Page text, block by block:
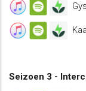
Seizoen 3 -